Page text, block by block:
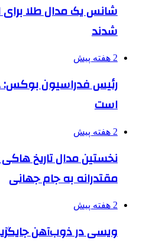
شدند
2 هفته پیش
رئیس فدراسیون بوکس:
است
2 هفته پیش
نخستین مدال تاریخ
مقتدرانه به جام جهانی
2 هفته پیش
ویسی در ذوب‌آهن